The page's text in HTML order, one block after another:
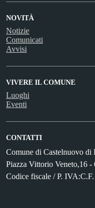
NOVITÀ
Notizie
Comunicati
Avvisi
VIVERE IL COMUNE
Luoghi
Eventi
CONTATTI
Comune di Castelnuovo di
Piazza Vittorio Veneto,16 -
Codice fiscale / P.